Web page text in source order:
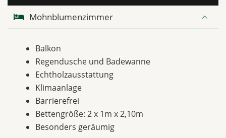
Mohnblumenzimmer
Balkon
Regendusche und Badewanne
Echtholzausstattung
Klimaanlage
Barrierefrei
Bettengröße: 2 x 1m x 2,10m
Besonders geräumig